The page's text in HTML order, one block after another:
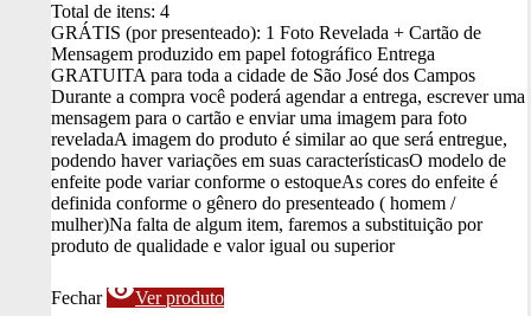
Total de itens: 4
GRÁTIS (por presenteado): 1 Foto Revelada + Cartão de
Mensagem produzido em papel fotográfico Entrega
GRATUITA para toda a cidade de São José dos Campos
Durante a compra você poderá agendar a entrega, escrever uma
mensagem para o cartão e enviar uma imagem para foto
reveladaA imagem do produto é similar ao que será entregue,
podendo haver variações em suas característicasO modelo de
enfeite pode variar conforme o estoqueAs cores do enfeite é
definida conforme o gênero do presenteado ( homem /
mulher)Na falta de algum item, faremos a substituição por
produto de qualidade e valor igual ou superior
Fechar visibilityVer produto